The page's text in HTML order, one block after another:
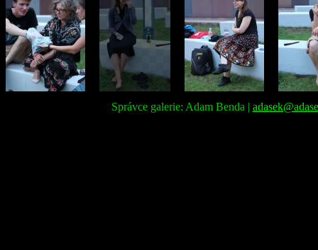
Správce galerie: Adam Benda |